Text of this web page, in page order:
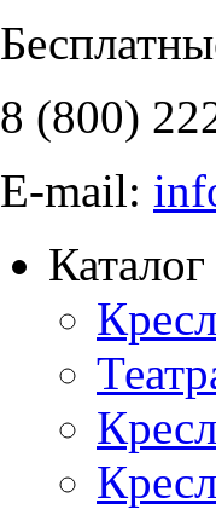
8 (800)
E-mail: